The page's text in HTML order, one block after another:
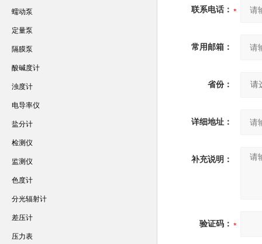
联系电话：
常用邮箱：
省份：
详细地址：
补充说明：
验证码：
蠕动泵
定量泵
隔膜泵
酸碱度计
浊度计
电导率仪
盐分计
检测仪
监测仪
色度计
分光辐射计
差压计
压力表